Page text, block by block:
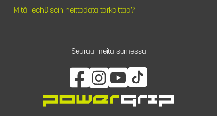
Mitä TechDiscin heittodata tarkoittaa?
Seuraa meitä somessa